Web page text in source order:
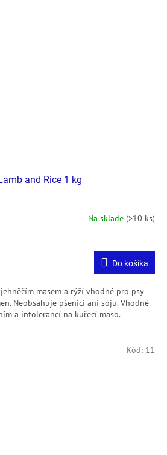
and Rice 1 kg
Na sklade (>10 ks)
Do košíka
masem a rýží vhodné pro psy
Neobsahuje pšenici ani sóju. Vhodné
a intolerancí na kuřecí maso.
Kód: 11